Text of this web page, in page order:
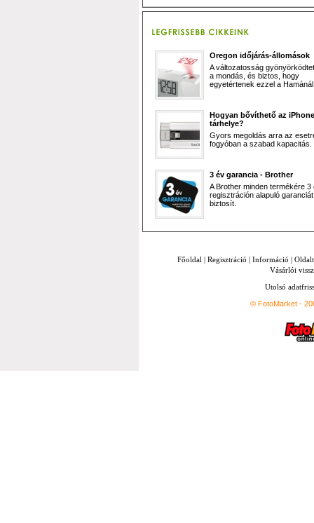
Oregon időjárás-állomások
A változatosság
a mondás, és biztos, hogy
egyetértenek ezzel a
Hogyan bővíthető az iPhone
tárhelye?
Gyors megoldás arra az
fogyóban a szabad kapacitás.
3 év garancia - Brother
A Brother minden termékére 3
regisztráción alapuló garanciát
biztosít.
Főoldal | Regisztráció | Információ |
Vásárlói
Utolsó
© FotoMarket -